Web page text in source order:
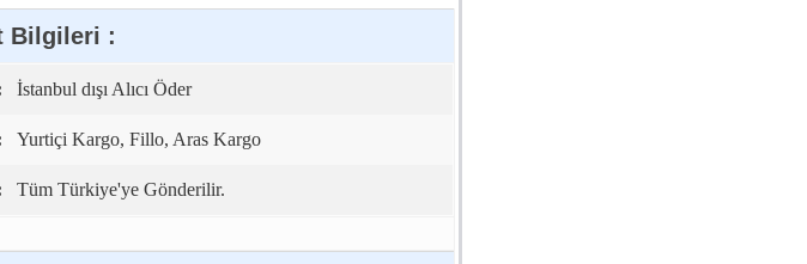
Bilgileri :
İstanbul dışı Alıcı Öder
Yurtiçi Kargo, Fillo, Aras Kargo
Tüm Türkiye'ye Gönderilir.